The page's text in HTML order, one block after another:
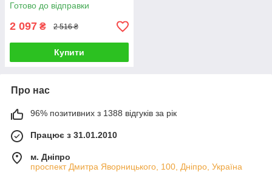
Готово до відправки
2 097 ₴ 2 516 ₴
Купити
Про нас
96% позитивних з 1388 відгуків за рік
Працює з 31.01.2010
м. Дніпро
проспект Дмитра Яворницького, 100, Дніпро, Україна